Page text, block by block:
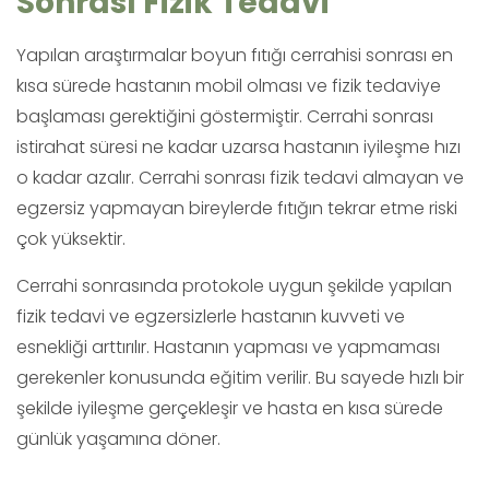
Yapılan araştırmalar boyun fıtığı cerrahisi sonrası en
kısa sürede hastanın mobil olması ve fizik tedaviye
başlaması gerektiğini göstermiştir. Cerrahi sonrası
istirahat süresi ne kadar uzarsa hastanın iyileşme hızı
o kadar azalır. Cerrahi sonrası fizik tedavi almayan ve
egzersiz yapmayan bireylerde fıtığın tekrar etme riski
çok yüksektir.
Cerrahi sonrasında protokole uygun şekilde yapılan
fizik tedavi ve egzersizlerle hastanın kuvveti ve
esnekliği arttırılır. Hastanın yapması ve yapmaması
gerekenler konusunda eğitim verilir. Bu sayede hızlı bir
şekilde iyileşme gerçekleşir ve hasta en kısa sürede
günlük yaşamına döner.